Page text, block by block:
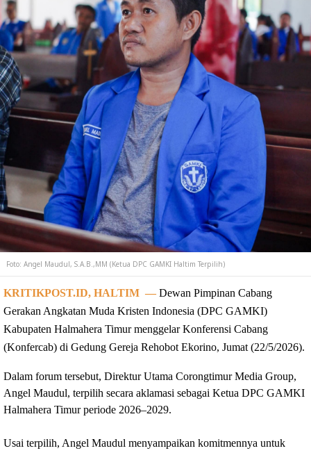
Foto: Angel Maudul, S.A.B.,MM (Ketua DPC GAMKI Haltim Terpilih)
KRITIKPOST.ID, HALTIM  — Dewan Pimpinan Cabang
Gerakan Angkatan Muda Kristen Indonesia (DPC GAMKI)
Kabupaten Halmahera Timur menggelar Konferensi Cabang
(Konfercab) di Gedung Gereja Rehobot Ekorino, Jumat (22/5/2026).
Dalam forum tersebut, Direktur Utama Corongtimur Media Group,
Angel Maudul, terpilih secara aklamasi sebagai Ketua DPC GAMKI
Halmahera Timur periode 2026–2029.
Usai terpilih, Angel Maudul menyampaikan komitmennya untuk